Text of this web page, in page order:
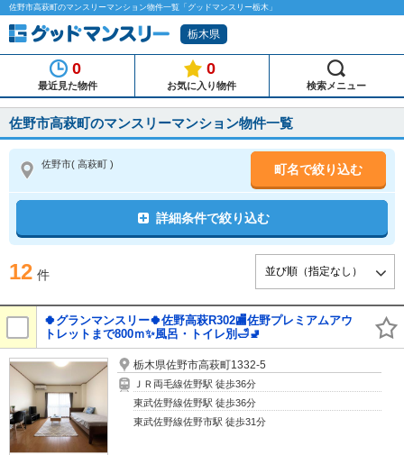
佐野市高萩町のマンスリーマンション物件一覧「グッドマンスリー栃木」
栃木県
0
最近見た物件
0
お気に入り物件 検索メニュー
佐野市高萩町のマンスリーマンション物件一覧
佐野市( 高萩町 ) 町名で絞り込む
詳細条件で絞り込む
12 件
🍀グランマンスリー🍀佐野高萩R302🏬佐野プレミアムアウ
トレットまで800ｍ✨風呂・トイレ別🛁🚽
栃木県佐野市高萩町1332-5
ＪＲ両毛線佐野駅 徒歩36分
東武佐野線佐野駅 徒歩36分
東武佐野線佐野市駅 徒歩31分